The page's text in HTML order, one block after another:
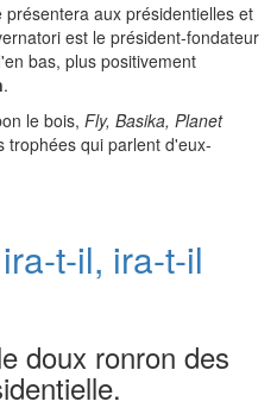
aux présidentielles et
est le président-fondateur
bas, plus positivement
.
le bois, Fly, Basika, Planet
trophées qui parlent d'eux-
t-il, ira-t-il
doux ronron des